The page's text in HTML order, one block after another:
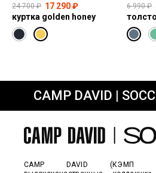
сайте
24 700 ₽ 17 290 ₽
куртка golden honey
6 990 ₽
CAMP DAVID |
CAMP DAVID (КЭМП